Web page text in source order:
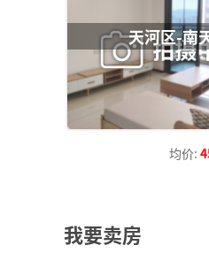
天河区-南
均价:
我要卖房